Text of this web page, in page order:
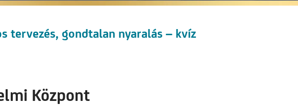
tervezés, gondtalan nyaralás – kvíz
Központ